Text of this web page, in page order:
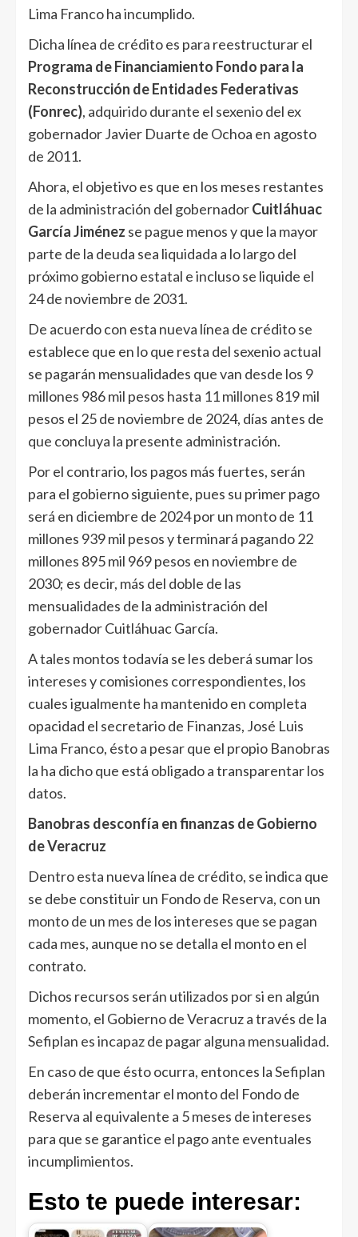
Lima Franco ha incumplido.
Dicha línea de crédito es para reestructurar el
Programa de Financiamiento Fondo para la
Reconstrucción de Entidades Federativas
(Fonrec), adquirido durante el sexenio del ex
gobernador Javier Duarte de Ochoa en agosto
de 2011.
Ahora, el objetivo es que en los meses restantes
de la administración del gobernadorCuitláhuac
García Jiménez se pague menos y que la mayor
parte de la deuda sea liquidada a lo largo del
próximo gobierno estatal e incluso se liquide el
24 de noviembre de 2031.
De acuerdo con esta nueva línea de crédito se
establece que en lo que resta del sexenio actual
se pagarán mensualidades que van desde los 9
millones 986 mil pesos hasta 11 millones 819 mil
pesos el 25 de noviembre de 2024, días antes de
que concluya la presente administración.
Por el contrario, los pagos más fuertes, serán
para el gobierno siguiente, pues su primer pago
será en diciembre de 2024 por un monto de 11
millones 939 mil pesos y terminará pagando 22
millones 895 mil 969 pesos en noviembre de
2030; es decir, más del doble de las
mensualidades de la administración del
gobernador Cuitláhuac García.
A tales montos todavía se les deberá sumar los
intereses y comisiones correspondientes, los
cuales igualmente ha mantenido en completa
opacidad el secretario de Finanzas, José Luis
Lima Franco, ésto a pesar que el propio Banobras
la ha dicho que está obligado a transparentar los
datos.
Banobras desconfía en finanzas de Gobierno
de Veracruz
Dentro esta nueva línea de crédito, se indica que
se debe constituir un Fondo de Reserva, con un
monto de un mes de los intereses que se pagan
cada mes, aunque no se detalla el monto en el
contrato.
Dichos recursos serán utilizados por si en algún
momento, el Gobierno de Veracruz a través de la
Sefiplan es incapaz de pagar alguna mensualidad.
En caso de que ésto ocurra, entonces la Sefiplan
deberán incrementar el monto del Fondo de
Reserva al equivalente a 5 meses de intereses
para que se garantice el pago ante eventuales
incumplimientos.
Esto te puede interesar: